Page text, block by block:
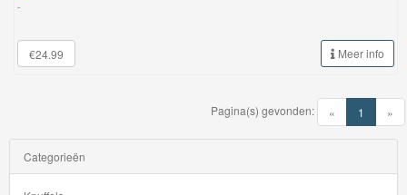
-
€24.99 Meer info
« 1 (current)
»
Pagina(s) gevonden:
Categorieën